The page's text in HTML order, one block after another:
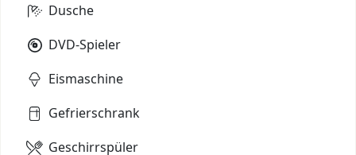
Dusche
DVD-Spieler
Eismaschine
Gefrierschrank
Geschirrspüler